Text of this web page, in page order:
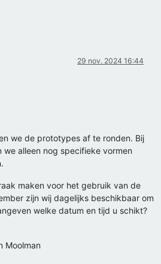
29 nov. 2024 16:44
we de prototypes af te ronden. Bij
we alleen nog specifieke vormen
maken voor het gebruik van de
zijn wij dagelijks beschikbaar om
welke datum en tijd u schikt?
Moolman